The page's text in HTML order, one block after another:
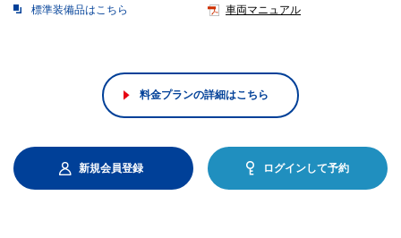
標準装備品はこちら 車両マニュアル
料金プランの詳細はこちら
新規会員登録 ログインして予約